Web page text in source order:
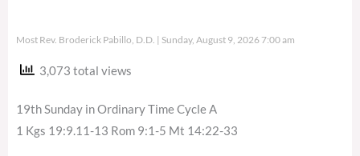
Most Rev. Broderick Pabillo, D.D. Sunday, August 9, 2026 7:00 am
3,073 total views
19th Sunday in Ordinary Time Cycle A
1 Kgs 19:9.11-13 Rom 9:1-5 Mt 14:22-33